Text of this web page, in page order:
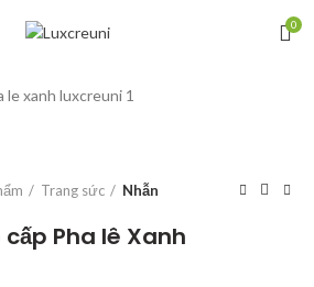
0
Trang sức Nhẫn
Pha lê Xanh